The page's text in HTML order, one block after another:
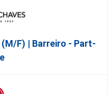
F) | Barreiro - Part-